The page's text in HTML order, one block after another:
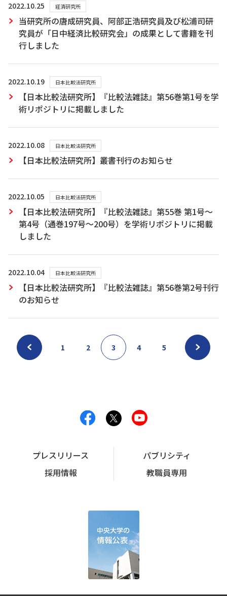
2022.10.25 経済研究所
当研究所の唐成研究員、阿部正浩研究員及び松浦司研
究員が「日中経済比較研究会」の成果として書籍を刊
行しました
2022.10.19 日本比較法研究所
【日本比較法研究所】『比較法雑誌』第56巻第1号を学
術リポジトリに掲載しました
2022.10.08 日本比較法研究所
【日本比較法研究所】叢書刊行のお知らせ
2022.10.05 日本比較法研究所
【日本比較法研究所】『比較法雑誌』第55巻 第1号～
第4号（通巻197号～200号）を学術リポジトリに掲載
しました
2022.10.04 日本比較法研究所
【日本比較法研究所】『比較法雑誌』第56巻第2号刊行
のお知らせ
1 2 3 4 5
プレスリリース
パブリシティ
採用情報
教職員専用